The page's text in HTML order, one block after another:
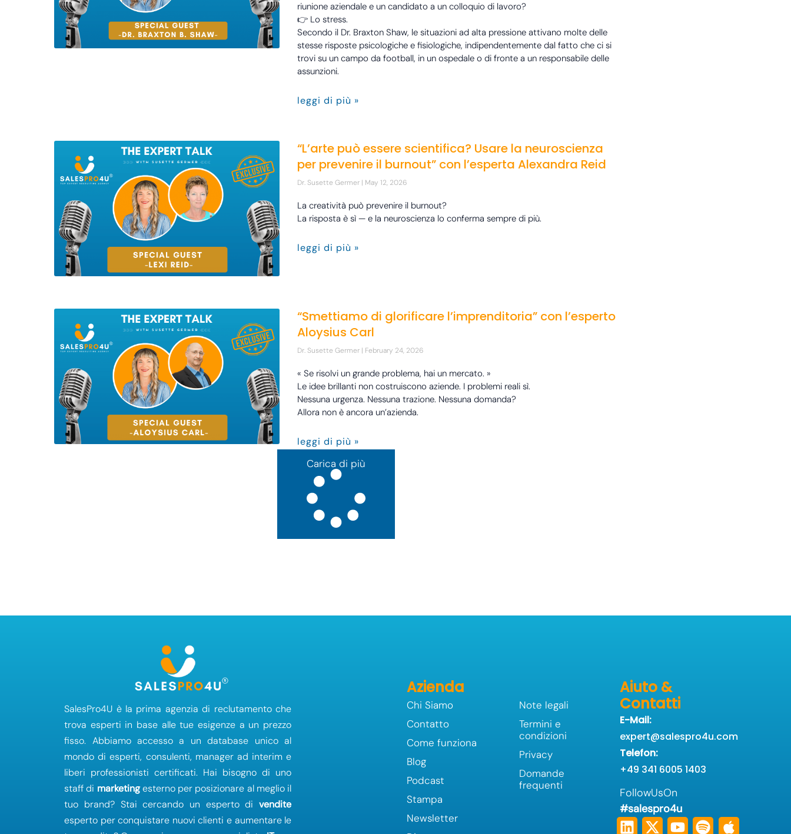
riunione aziendale e un candidato a un colloquio di lavoro?
👉 Lo stress.
Secondo il Dr. Braxton Shaw, le situazioni ad alta pressione attivano molte delle
stesse risposte psicologiche e fisiologiche, indipendentemente dal fatto che ci si
trovi su un campo da football, in un ospedale o di fronte a un responsabile delle
assunzioni.
leggi di più »
“L’arte può essere scientifica? Usare la neuroscienza
per prevenire il burnout” con l’esperta Alexandra Reid
Dr. Susette Germer May 12, 2026
La creatività può prevenire il burnout?
La risposta è sì — e la neuroscienza lo conferma sempre di più.
leggi di più »
“Smettiamo di glorificare l’imprenditoria” con l’esperto
Aloysius Carl
Dr. Susette Germer February 24, 2026
« Se risolvi un grande problema, hai un mercato. »
Le idee brillanti non costruiscono aziende. I problemi reali sì.
Nessuna urgenza. Nessuna trazione. Nessuna domanda?
Allora non è ancora un’azienda.
leggi di più »
Carica di più
SalesPro4U è la prima agenzia di reclutamento che
trova esperti in base alle tue esigenze a un prezzo
fisso. Abbiamo accesso a un database unico al
mondo di esperti, consulenti, manager ad interim e
liberi professionisti certificati. Hai bisogno di uno
staff di marketingesterno per posizionare al meglio il
tuo brand? Stai cercando un esperto divendite
esperto per conquistare nuovi clienti e aumentare le
Azienda
Chi Siamo
Contatto
Come funziona
Blog
Podcast
Stampa
Newsletter
Note legali
Termini e
condizioni
Privacy
Domande
frequenti
Aiuto &
Contatti
E-Mail:
expert@salespro4u.com
Telefon:
+49 341 6005 1403
FollowUsOn
#salespro4u
Linkedin
X- Youtube
SpotifyApple
TiktokInstagram